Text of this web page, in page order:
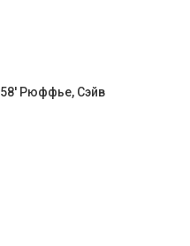
58' Рюффье, Сэйв